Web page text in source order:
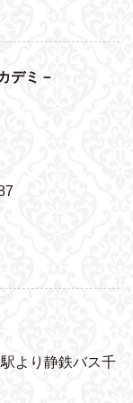
デミ－
駅より静鉄バス千